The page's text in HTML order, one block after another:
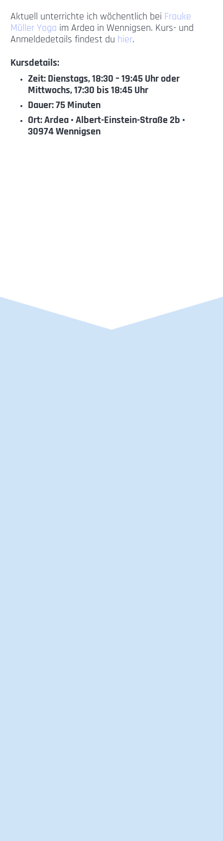
Aktuell unterrichte ich wöchentlich bei Frauke
Müller Yoga im Ardea in Wennigsen. Kurs- und
Anmeldedetails findest du hier.
Kursdetails:
Zeit: Dienstags,18:30 – 19:45 Uhr oder
Mittwochs, 17:30 bis 18:45 Uhr
Dauer: 75 Minuten
Ort: Ardea • Albert-Einstein-Straße 2b •
30974 Wennigsen